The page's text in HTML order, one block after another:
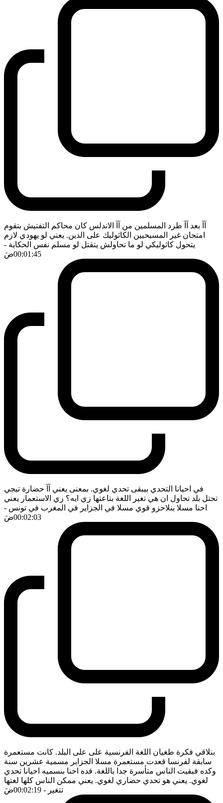
آآ بعد آآ طرد المسلمين من آآ الاندلس كان محاكم التفتيش بتقوم
امتحان غير المسيحيين الكاثوليك على الدين. يعني لو يهودي لازم
يتحول كاثوليكي لو ما تحاولش يتقتل لو مسلم نفس الحكاية -
00:01:45ضَ
في احيانا التحدي بيبقى تحدي لغوي. بمعنى يعني آآ حضارة تيجي
تحتل بلد تحاول ان هي تغير اللغة بتاعتها زي ايه؟ زي الاستعمار يعني
احنا مسلا بنلاحزو قوي مسلا في الجزاير في المغرب في تونس -
00:02:03ضَ
بنلاقي فكرة طغيان اللغة الفرنسية على على البلد. كانت مستعمرة
سابقة لفرنسا قعدت مستعمرة مسلا الجزاير مسمية عشرين سنة
وكده فبقيت الناس متأسرة جدا باللغة. فده احنا بنسميه احيانا تحدي
لغوي. يعني هو تحدي حضاري لغوي. يعني ممكن الناس كلها لغتها
تتغير - 00:02:19 ضَ